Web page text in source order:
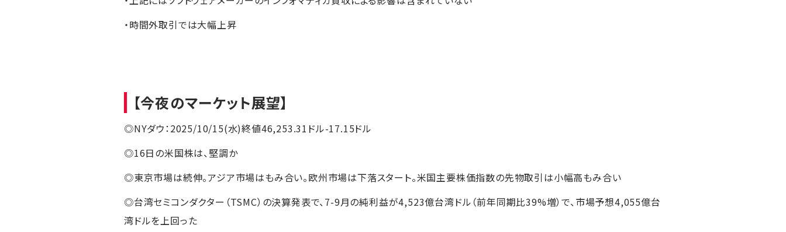
・時間外取引では大幅上昇
【今夜のマーケット展望】
◎NYダウ：2025/10/15(水)終値46,253.31ドル-17.15ドル
◎16日の米国株は、堅調か
◎東京市場は続伸。アジア市場はもみ合い。欧州市場は下落スタート。米国主要株価指数の先物取引は小幅高もみ合い
◎台湾セミコンダクター（TSMC）の決算発表で、7-9月の純利益が4,523億台湾ドル（前年同期比39%増）で、市場予想4,055億台
湾ドルを上回った